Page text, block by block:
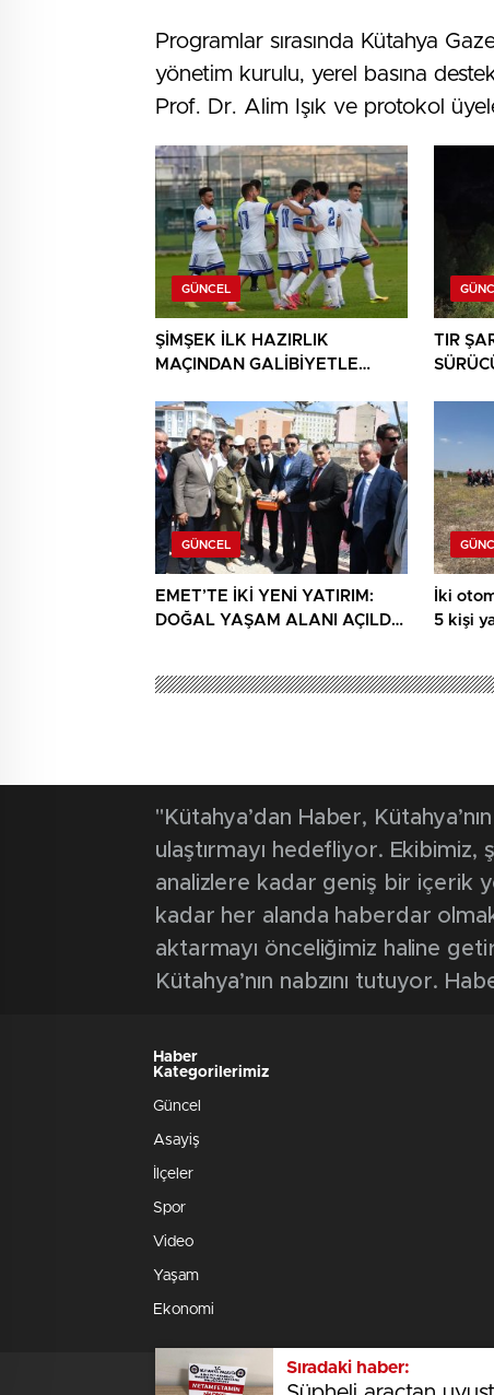
Programlar sırasında Kütahya
yönetim kurulu, yerel basına
Prof. Dr. Alim Işık ve protokol
GÜNCEL
ŞİMŞEK İLK HAZIRLIK
MAÇINDAN GALİBİYETLE
TIR
GÜNCEL
EMET’TE İKİ YENİ YATIRIM:
DOĞAL YAŞAM ALANI AÇILDI,
İki
5 kişi
Sıradaki haber:
"Kütahya’dan Haber,
ulaştırmayı hedefliyor.
analizlere kadar geniş bir içerik
kadar her alanda haberdar
aktarmayı önceliğimiz haline
Kütahya’nın nabzını tutuyor.
Haber
Kategorilerimiz
Güncel
Asayiş
İlçeler
Spor
Video
Yaşam
Ekonomi
Marka Flower Çiçekçi